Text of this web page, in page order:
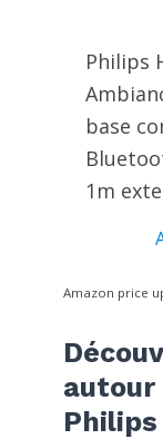
Philips
base
1m
Amazon price
autour
Philips